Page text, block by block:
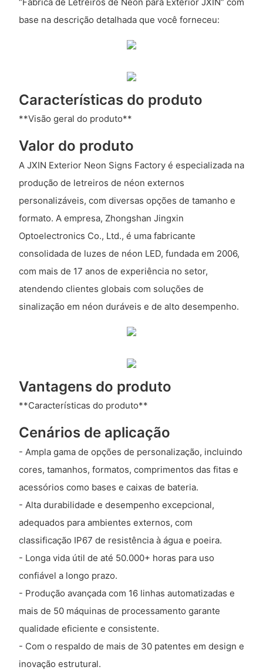
base na descrição detalhada que você forneceu:
Características do produto
**Visão geral do produto**
Valor do produto
A JXIN Exterior Neon Signs Factory é especializada na
produção de letreiros de néon externos
personalizáveis, com diversas opções de tamanho e
formato. A empresa, Zhongshan Jingxin
Optoelectronics Co., Ltd., é uma fabricante
consolidada de luzes de néon LED, fundada em 2006,
com mais de 17 anos de experiência no setor,
atendendo clientes globais com soluções de
sinalização em néon duráveis ​​e de alto desempenho.
Vantagens do produto
**Características do produto**
Cenários de aplicação
- Ampla gama de opções de personalização, incluindo
cores, tamanhos, formatos, comprimentos das fitas e
acessórios como bases e caixas de bateria.
- Alta durabilidade e desempenho excepcional,
adequados para ambientes externos, com
classificação IP67 de resistência à água e poeira.
- Longa vida útil de até 50.000+ horas para uso
confiável a longo prazo.
- Produção avançada com 16 linhas automatizadas e
mais de 50 máquinas de processamento garante
qualidade eficiente e consistente.
- Com o respaldo de mais de 30 patentes em design e
inovação estrutural.